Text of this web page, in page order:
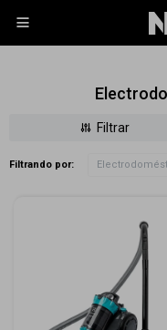

Filtrando por: